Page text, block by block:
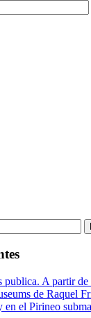
publica. A partir
de Raquel
en el Pirineo